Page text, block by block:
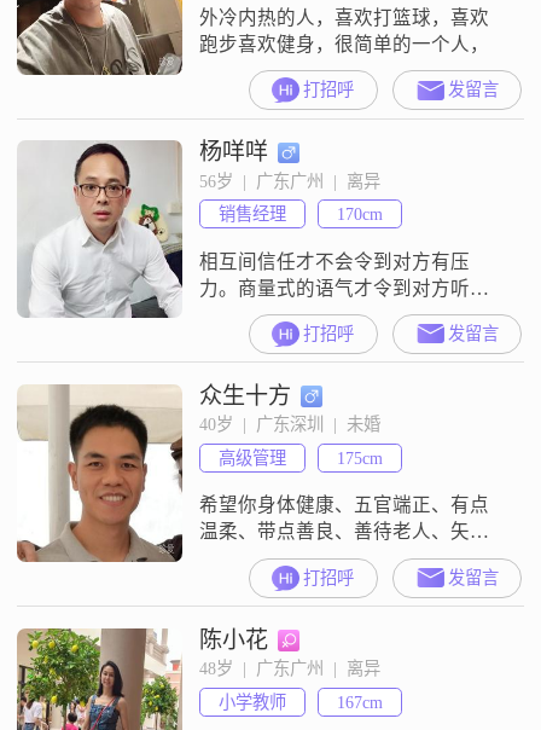
互相学习，互相尊重信任，互相支
持互相体谅，在生活中
外冷内热的人，喜欢打篮球，喜欢
跑步喜欢健身，很简单的一个人，
打招呼 发留言
杨咩咩
56岁  |  广东广州  |  离异
销售经理
170cm
相互间信任才不会令到对方有压
力。商量式的语气才令到对方听得
舒服。
打招呼 发留言
众生十方
40岁  |  广东深圳  |  未婚
高级管理
175cm
希望你身体健康、五官端正、有点
温柔、带点善良、善待老人、矢志
不渝、白头偕老，热爱生活中美好
的东西，还没有失去纯真……自我
介绍：广州工作，自有品牌……从
事:进口红酒、有机食品、有机农
场……崇尚品质:上进、坚韧、忠
诚、宽容、阳光……总体而言属于
对社会有益无害的一类
打招呼 发留言
陈小花
48岁  |  广东广州  |  离异
小学教师
167cm